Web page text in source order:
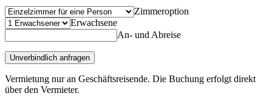
Zimmeroption
Erwachsene
An- und Abreise
Unverbindlich anfragen
Vermietung nur an Geschäftsreisende. Die Buchung erfolgt direkt
über den Vermieter.